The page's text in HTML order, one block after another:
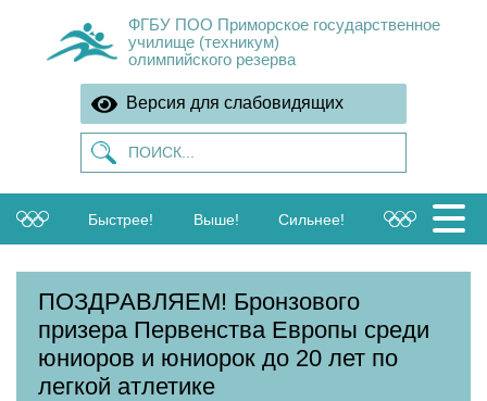
ФГБУ ПОО Приморское государственное
училище (техникум)
олимпийского резерва
Версия для слабовидящих
Быстрее! Выше! Сильнее!
ПОЗДРАВЛЯЕМ! Бронзового
призера Первенства Европы среди
юниоров и юниорок до 20 лет по
легкой атлетике